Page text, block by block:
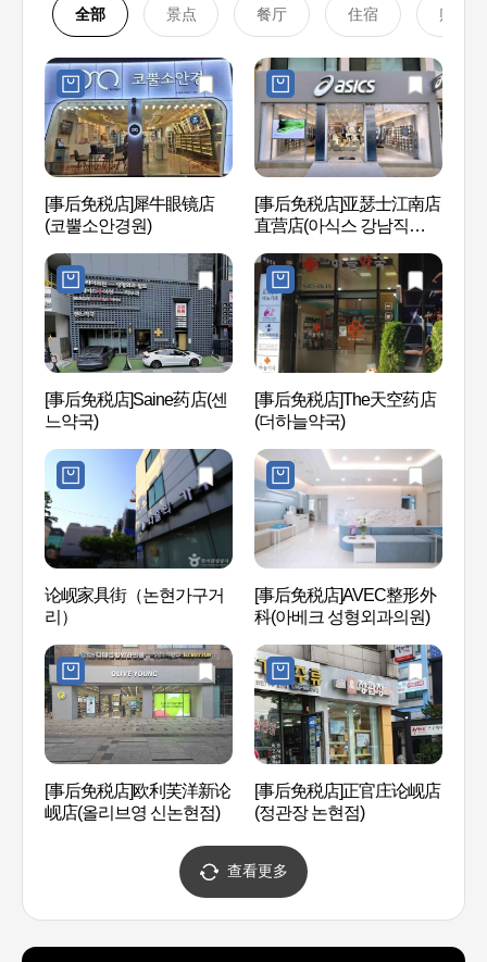
全部 景点 餐厅 住宿 购物
[事后免税店]犀牛眼镜店
(코뿔소안경원)
[事后免税店]亚瑟士江南店
直营店(아식스 강남직영
[事后免税店]Saine药店(센
느약국)
[事后免税店]The天空药店
(더하늘약국)
论岘家具街（논현가구거
리）
[事后免税店]AVEC整形外
科(아베크 성형외과의원)
[事后免税店]欧利芙洋新论
岘店(올리브영 신논현점)
[事后免税店]正官庄论岘店
(정관장 논현점)
查看更多